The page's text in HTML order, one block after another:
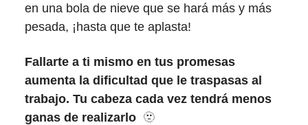
en una bola de nieve que se hará más y más
pesada, ¡hasta que te aplasta!
Fallarte a ti mismo en tus promesas
aumenta la dificultad que le traspasas al
trabajo. Tu cabeza cada vez tendrá menos
ganas de realizarlo 🫥